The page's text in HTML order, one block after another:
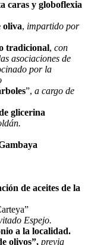
caras y globoflexia
oliva, impartido por
tradicional, con
asociaciones de
por la
”, a cargo de
glicerina
de aceites de la
Espejo.
a la localidad.
olivos”, previa